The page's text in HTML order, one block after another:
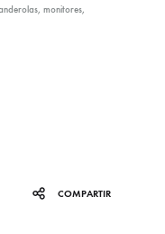
monitores,
COMPARTIR